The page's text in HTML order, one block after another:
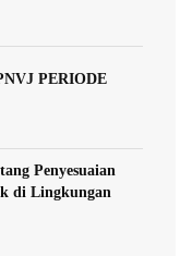
PERIODE
Penyesuaian
di Lingkungan